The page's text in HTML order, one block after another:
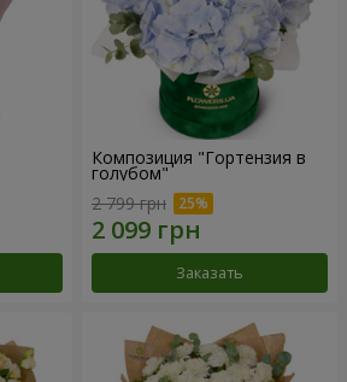
Композиция "Гортензия в
голубом"
2 799 грн
Заказать